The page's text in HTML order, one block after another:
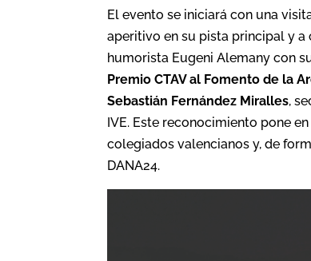
El evento se iniciará con una
aperitivo en su pista principal y
humorista Eugeni Alemany con
Premio CTAV al Fomento de la
Sebastián Fernández Miralles,
IVE. Este reconocimiento pone
colegiados valencianos y, de
DANA24.